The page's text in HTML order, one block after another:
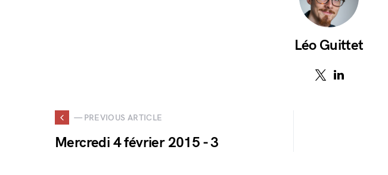
Léo Guittet
— PREVIOUS ARTICLE
Mercredi 4 février 2015 - 3